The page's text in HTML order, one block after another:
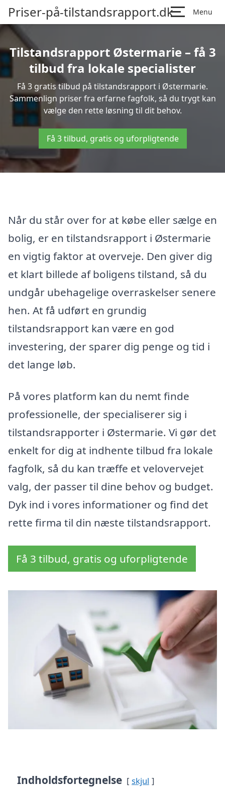
Priser-på-tilstandsrapport.dk Menu
Tilstandsrapport Østermarie – få 3
tilbud fra lokale specialister
Få 3 gratis tilbud på tilstandsrapport i Østermarie.
Sammenlign priser fra erfarne fagfolk, så du trygt kan
vælge den rette løsning til dit behov.
Få 3 tilbud, gratis og uforpligtende
Når du står over for at købe eller sælge en
bolig, er en tilstandsrapport i Østermarie
en vigtig faktor at overveje. Den giver dig
et klart billede af boligens tilstand, så du
undgår ubehagelige overraskelser senere
hen. At få udført en grundig
tilstandsrapport kan være en god
investering, der sparer dig penge og tid i
det lange løb.
På vores platform kan du nemt finde
professionelle, der specialiserer sig i
tilstandsrapporter i Østermarie. Vi gør det
enkelt for dig at indhente tilbud fra lokale
fagfolk, så du kan træffe et velovervejet
valg, der passer til dine behov og budget.
Dyk ind i vores informationer og find det
rette firma til din næste tilstandsrapport.
Få 3 tilbud, gratis og uforpligtende
Indholdsfortegnelse skjul